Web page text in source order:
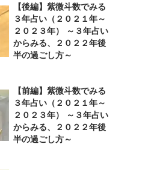
【後編】紫微斗数でみる
３年占い（２０２１年～
２０２３年） ～３年占い
からみる、２０２２年後
半の過ごし方～
【前編】紫微斗数でみる
３年占い（２０２１年～
２０２３年） ～３年占い
からみる、２０２２年後
半の過ごし方～